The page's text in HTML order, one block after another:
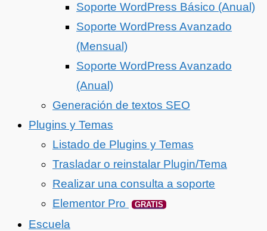
Soporte WordPress Básico (Anual)
Soporte WordPress Avanzado
(Mensual)
Soporte WordPress Avanzado
(Anual)
Generación de textos SEO
Plugins y Temas
Listado de Plugins y Temas
Trasladar o reinstalar Plugin/Tema
Realizar una consulta a soporte
Elementor Pro
GRATIS
Escuela